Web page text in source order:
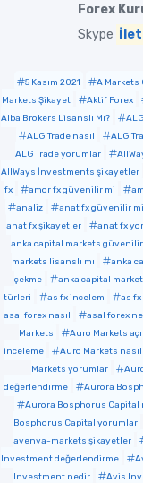
Forex
Skype
5 Kasım 2021 A Markets
Markets Şikayet
Aktif Forex
Alba Brokers Lisanslı Mı?
ALG Trade nasıl
ALG
ALG Trade yorumlar
AllWays İnvestments şikayetler
fx
amor fx güvenilir mi
analiz
anat fx güvenilir mi
anat fx şikayetler
anat fx
anka capital markets güvenilir
markets lisanslı mı
anka
çekme
anka capital
türleri
as fx incelem as
asal forex nasıl
asal forex
Markets
Auro Markets
inceleme
Auro Markets nasıl
Markets yorumlar
değerlendirme
Aurora
Aurora Bosphorus Capital
Bosphorus Capital yorumlar
avenva-markets şikayetler
Investment değerlendirme
Investment nedir
Avis